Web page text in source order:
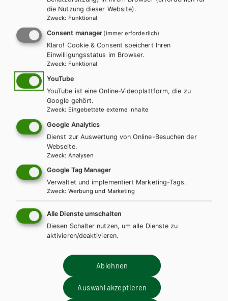
Teacher’s Guides sowie Resource Packs mit editierbarem
Zusatzmaterial zu allen Kompetenzbereichen.
WEITERLESEN
Exklusiv über die Schulbuchaktion
erhältlich.
Weitere Bände dieser
Schulbuchreihe
die Nutzung dieser Website).
Zweck: Funktional
Consent manager (immer erforderlich)
Klaro! Cookie & Consent speichert Ihren
Einwilligungsstatus im Browser.
Zweck: Funktional
YouTube
YouTube ist eine Online-Videoplattform, die zu
Google gehört.
Zweck: Eingebettete externe Inhalte
Google Analytics
Dienst zur Auswertung von Online-Besuchen der
Webseite.
Zweck: Analysen
Google Tag Manager
Verwaltet und implementiert Marketing-Tags.
Zweck: Werbung und Marketing
Alle Dienste umschalten
Diesen Schalter nutzen, um alle Dienste zu
aktivieren/deaktivieren.
Ablehnen
Auswahl akzeptieren